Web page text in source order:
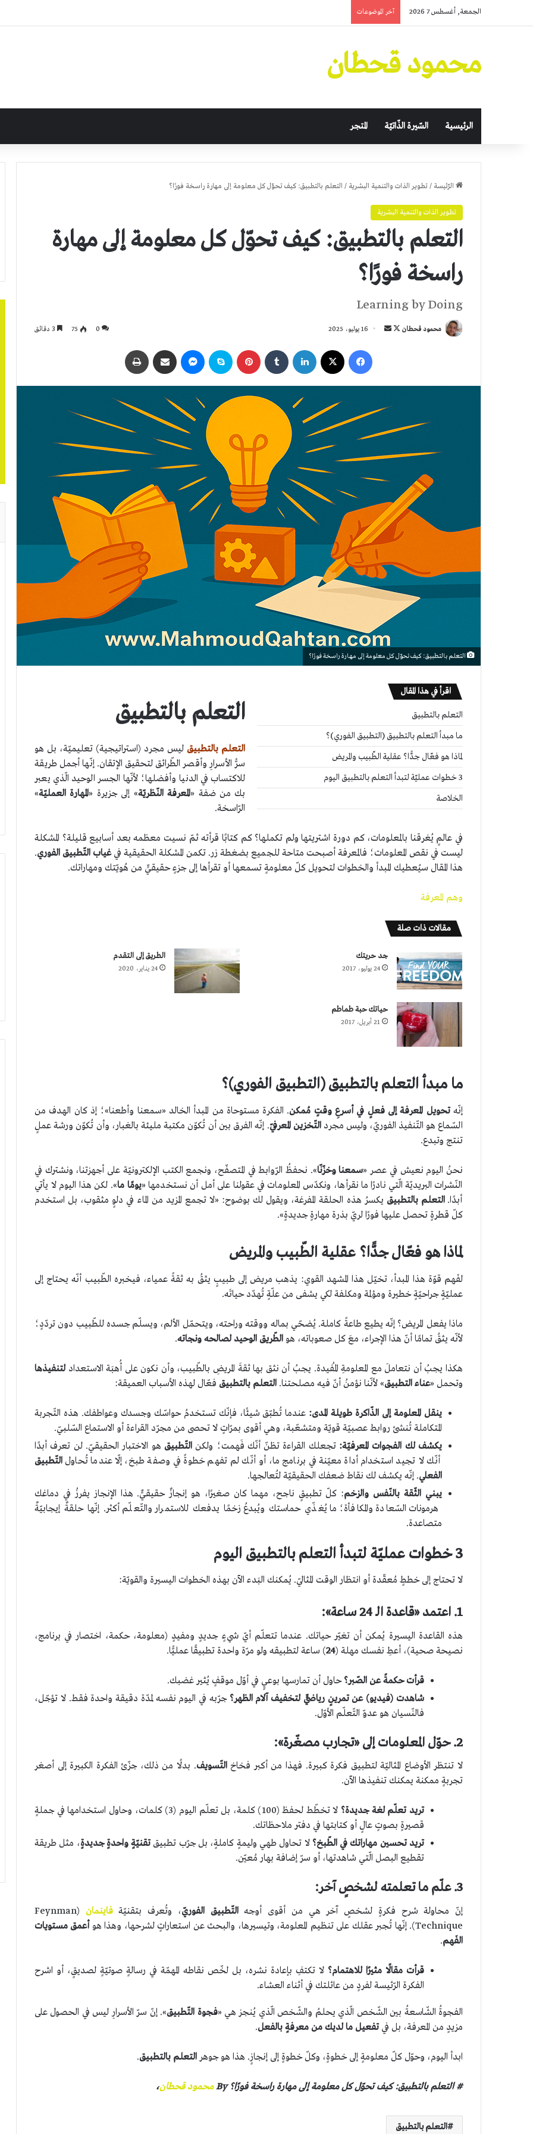
الجمعة, أغسطس 7 2026 آخر الموضوعات
محمود قحطان
الرئيسية السّيرة الذّاتيّة المتجر
الرّئيسة /تطوير الذات والتنمية البشرية / التعلم بالتطبيق: كيف تحوّل كل معلومة إلى مهارة راسخة فورًا؟
تطوير الذات والتنمية البشرية
التعلم بالتطبيق: كيف تحوّل كل معلومة إلى مهارة
راسخة فورًا؟
Learning by Doing
محمود قحطان
تابعأرسل
إلكترونيا
16 يوليو، 2025 0
75
فيسبوك لينكدإن بينتيريست سكايب ماسنجر مشاركة عبر البريد
التعلم بالتطبيق: كيف تحوّل كل معلومة إلى مهارة راسخة فورًا؟
اقرأ في هذا المقال
التعلم بالتطبيق
ما مبدأ التعلم بالتطبيق (التطبيق الفوري)؟
لماذا هو فعّال جدًّا؟ عقلية الطّبيب والمريض
3 خطوات عمليّة لتبدأ التعلم بالتطبيق اليوم
الخلاصة
التعلم بالتطبيق
التعلم بالتطبيقليس مجرد (استراتيجية) تعليميّة، بل هو
سرُّ الأسرارِ وأقصر الطّرائق لتحقيق الإتقان. إنّها أجمل طريقة
للاكتساب في الدنيا وأفضلها؛ لأنّها الجسر الوحيد الّذي يعبر
بك من ضفة «المعرفة النّظريّة» إلى جزيرة «المهارة العمليّة»
الرّاسخة.
في عالمٍ يُغرقنا بالمعلومات، كم دورة اشتريتها ولم تكملها؟ كم كتابًا قرأته ثمّ نسيت معظمه بعد أسابيع قليلة؟ المشكلة
ليست في نقص المعلومات؛ فالمعرفة أصبحت متاحة للجميع بضغطة زر. تكمن المشكلة الحقيقية فيغياب التّطبيق الفوري.
هذا المقال سيُعطيك المبدأ والخطوات لتحويل كلّ معلومةٍ تسمعها أو تقرأها إلى جزءٍ حقيقيٍّ من هُويّتك ومهاراتك.
وهم المعرفة
مقالات ذات صلة
جد حريتك
24 يوليو، 2017
الطريق إلى التقدم
24 يناير، 2020
حياتك حبة طماطم
21 أبريل، 2017
ما مبدأ التعلم بالتطبيق (التطبيق الفوري)؟
إنّهتحويل المعرفة إلى فعلٍ في أسرعِ وقتٍ مُمكن. الفكرة مستوحاة من المبدأ الخالد «سمعنا وأطعنا»؛ إذ كان الهدف من
السّماع هو التّنفيذ الفوريّ، وليس مجردالتّخزين المعرفيّ. إنّه الفرق بين أن تُكوّن مكتبة مليئة بالغبار، وأن تُكوّن ورشة عملٍ
تنتج وتبدع.
نحنُ اليوم نعيش في عصر «سمعنا وخزّنّا». نحفظُ الرّوابط في المتصفّح، ونجمع الكتب الإلكترونيّة على أجهزتنا، ونشترك في
النّشرات البريديّة الّتي نادرًا ما نقرأها، ونكدّس المعلومات في عقولنا على أمل أن نستخدمها «يومًا ما». لكن هذا اليوم لا يأتي
أبدًا.التعلم بالتطبيق يكسرُ هذه الحلقة المفرغة، ويقول لك بوضوح: «لا تجمع المزيد من الماء في دلوٍ مثقوب، بل استخدم
كلّ قطرةٍ تحصل عليها فورًا لريّ بذرة مهارةٍ جديدةٍ».
لماذا هو فعّال جدًّا؟ عقلية الطّبيب والمريض
لفَهم قوّة هذا المبدأ، تخيّل هذا المشهد القوي: يذهب مريض إلى طبيبٍ يثقُ به ثقةً عمياء، فيخبره الطّبيب أنّه يحتاج إلى
عمليّةٍ جراحيّةٍ خطيرة ومؤلمة ومكلفة لكي يشفى من علّةٍ تُهدّد حياتَه.
ماذا يفعل المريض؟ إنّه يطيع طاعةً كاملة. يُضحّي بماله ووقته وراحته، ويتحمّل الألم، ويسلّم جسده للطّبيب دون تردّدٍ؛
لأنّه يثقُ تمامًا أنّ هذا الإجراء، معَ كل صعوباته، هو الطّريق الوحيد لصالحه ونجاته.
هكذا يجبُ أن نتعاملَ مع المعلومةِ المُفيدة. يجبُ أن نثق بها ثقةَ المريضِ بالطّبيب، وأن نكون على أُهبَة الاستعدادلتنفيذها
وتحمل «عناء التطبيق» لأنّنا نؤمنُ أنّ فيه مصلحتنا. التعلم بالتطبيق فعّال لهذه الأسباب العميقة:
ينقل المعلومة إلى الذّاكرة طويلة المدى: عندما تُطبّق شيئًا، فإنّك تستخدمُ حواسّك وجسدك وعواطفك. هذه التّجربة
المتكاملة تُنشئ روابط عصبيّة قويّة ومتشعّبة، وهي أقوى بمرّاتٍ لا تحصى من مجرّد القراءة أو الاستماع السّلبيّ.
يكشف لك الفجوات المعرفيّة: تجعلك القراءة تظنّ أنّك فَهمت؛ ولكنالتّطبيق هو الاختبار الحقيقيّ. لن تعرف أبدًا
أنّك لا تجيد استخدام أداة معيّنة في برنامج ما، أو أنّك لم تفهم خطوةً في وصفة طبخ، إلّا عندما تُحاول التّطبيق
الفعلي. إنّه يكشف لك نقاط ضعفك الحقيقيّة لتُعالجها.
يبني الثّقة بالنّفس والزخم: كلّ تطبيقٍ ناجح، مهما كان صغيرًا، هو إنجازٌ حقيقيٌّ. هذا الإنجاز يفرزُ في دماغك
هرمونات السّعادة والمكافأة؛ ما يُغذّي حماستك ويُبدعُ زخمًا يدفعك للاستمرار والتّعلّم أكثر. إنّها حلقةٌ إيجابيّةٌ
متصاعدة.
3خطوات عمليّة لتبدأ التعلم بالتطبيق اليوم
لا تحتاج إلى خططٍ مُعقّدة أو انتظار الوقت المثاليّ. يُمكنك البَدء الآن بهذه الخطوات اليسيرة والقويّة:
1. اعتمد «قاعدة الـ 24 ساعة »
:
هذه القاعدة اليسيرة يُمكن أن تغيّر حياتك. عندما تتعلّم أيّ شيءٍ جديدٍ ومفيدٍ (معلومة، حكمة، اختصار في برنامج،
نصيحة صحية)، أعطِ نفسك مهلة (24) ساعة لتطبيقه ولو مرّة واحدة تطبيقًا عمليًّا.
قرأت حكمةً عن الصّبر؟ حاول أن تمارسها بوعيٍ في أوّل موقفٍ يُثير غضبك.
شاهدت (فيديو) عن تمرينٍ رياضيٍّ لتخفيف آلام الظهر؟ جرّبه في اليوم نفسه لمدّة دقيقة واحدة فقط. لا تؤجّل،
فالنّسيان هو عدوّ التّعلّم الأوّل.
2. حوّل المعلومات إلى «تجارب مصغّرة»
:
لا تنتظر الأوضاع المثاليّة لتطبيق فكرة كبيرة. فهذا من أكبر فخاخالتّسويف. بدلًا من ذلك، جزّئ الفكرة الكبيرة إلى أصغر
تجربةٍ ممكنة يمكنك تنفيذها الآن.
تريد تعلّم لغة جديدة؟
لا تخطّط لحفظ (100) كلمة، بل تعلّم اليوم (3) كلمات، وحاول استخدامها في جملةٍ
قصيرةٍ بصوتٍ عالٍ أو كتابتها في دفتر ملاحظاتك.
تريد تحسين مهاراتك في الطّبخ؟ لا تحاول طهي وليمةٍ كاملةٍ، بل جرّب تطبيقتقنيّةٍ واحدةٍ جديدةٍ، مثل طريقة
تقطيع البصل الّتي شاهدتها، أو سرّ إضافة بهار مُعيّن.
3. علّم ما تعلمته لشخصٍ آخر :
إنّ محاولة شرح فكرةٍ لشخصٍ آخر هي من أقوى أوجهالتّطبيق الفوريّ، وتُعرف بتقنيّةفاينمان
(Feynman
Technique). إنّها تُجبر عقلك على تنظيم المعلومة، وتيسيرها، والبحث عن استعاراتٍ لشرحها، وهذا هو
أعمق مستويات
الفَهم.
قرأت مقالًا مثيرًا للاهتمام؟ لا تكتفِ بإعادة نشره، بل لخّص نقاطه المهمّة في رسالةٍ صوتيّةٍ لصديقٍ، أو اشرح
الفكرة الرّئيسة لفردٍ من عائلتك في أثناء العشاء.
الفجوةُ الشّاسعةُ بين الشّخص الّذي يحلمُ والشّخص الّذي يُنجز هي «فجوة التّطبيق». إنّ سرّ الأسرارِ ليس في الحصول على
مزيدٍ من المعرفة، بل فيتفعيل ما لديك من معرفةٍ بالفعل.
ابدأ اليوم، وحوّل كلّ معلومةٍ إلى خطوةٍ، وكلّ خطوةٍ إلى إنجازٍ. هذا هو جوهر التعلم بالتطبيق.
# التعلم بالتطبيق: كيف تحوّل كل معلومة إلى مهارة راسخة فورًا؟ By محمود قحطان،
التعلم بالتطبيق